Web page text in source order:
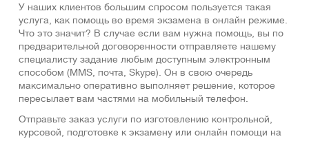
У наших клиентов большим спросом пользуется такая
услуга, как помощь во время экзамена в онлайн режиме.
Что это значит? В случае если вам нужна помощь, вы по
предварительной договоренности отправляете нашему
специалисту задание любым доступным электронным
способом (ММS, почта, Skype). Он в свою очередь
максимально оперативно выполняет решение, которое
пересылает вам частями на мобильный телефон.
Отправьте заказ услуги по изготовлению контрольной,
курсовой, подготовке к экзамену или онлайн помощи на